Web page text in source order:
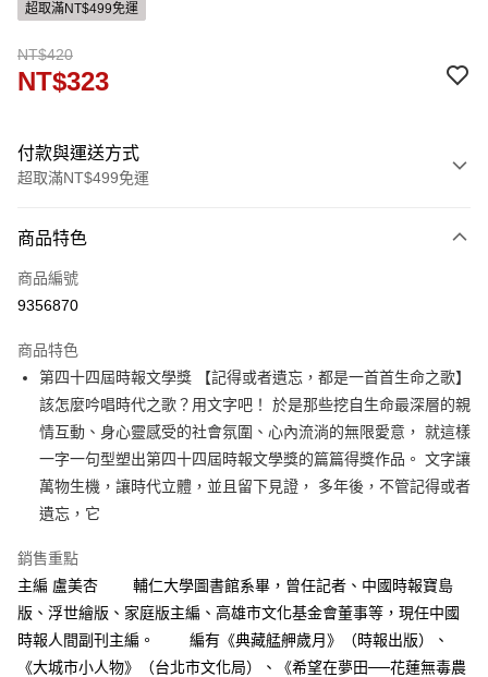
超取滿NT$499免運
NT$420
NT$323
付款與運送方式
超取滿NT$499免運
信用卡一次付款
ATM付款
運送方式
付款後全家取貨
每筆NT$60，滿NT$499(含以上)免運費
付款後7-11取貨
每筆NT$60，滿NT$499(含以上)免運費
宅配
每筆NT$100，滿NT$499(含以上)免運費
商品特色
商品編號
9356870
商品特色
第四十四屆時報文學獎 【記得或者遺忘，都是一首首生命之歌】
該怎麼吟唱時代之歌？用文字吧！ 於是那些挖自生命最深層的親
情互動、身心靈感受的社會氛圍、心內流淌的無限愛意， 就這樣
一字一句型塑出第四十四屆時報文學獎的篇篇得獎作品。 文字讓
萬物生機，讓時代立體，並且留下見證， 多年後，不管記得或者
遺忘，它
銷售重點
主編 盧美杏 輔仁大學圖書館系畢，曾任記者、中國時報寶島
版、浮世繪版、家庭版主編、高雄市文化基金會董事等，現任中國
時報人間副刊主編。 編有《典藏艋舺歲月》（時報出版）、
《大城市小人物》（台北市文化局）、《希望在夢田──花蓮無毒農